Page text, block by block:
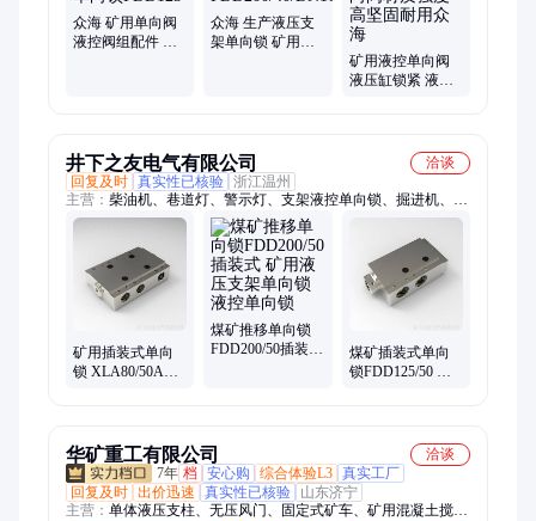
众海 矿用单向阀
液控阀组配件 管
众海 生产液压支
架单向锁 矿用液
矿用液控单向阀
液压缸锁紧 液控
井下之友电气有限公司
洽谈
回复及时 真实性已核验 浙江温州
主营： 柴油机、巷道灯、警示灯、支架液控单向锁、掘进机、防
爆灯、标志灯、防爆电、超高压、变压器、报警器、测压仪、继
电器、控制器、风速仪、电喇叭、led机车、保护器、接触器、
led防爆、信号灯、机车灯、注液枪、连接器、传感器、拉点器
矿用插装式单向
锁 XLA80/50A液
煤矿推移单向锁
FDD200/50插装式
煤矿插装式单向
锁FDD125/50 矿
华矿重工有限公司
洽谈
7年 档 安心购 综合体验L3 真实工厂
回复及时 出价迅速 真实性已核验
山东济宁
主营： 单体液压支柱、无压风门、固定式矿车、矿用混凝土搅拌